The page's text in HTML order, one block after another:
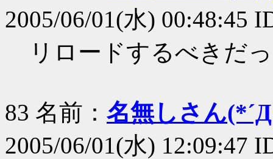
2005/06/01(水) 00:48:45
リロードするべきだ
83 名前： 名無しさん
2005/06/01(水) 12:09:47